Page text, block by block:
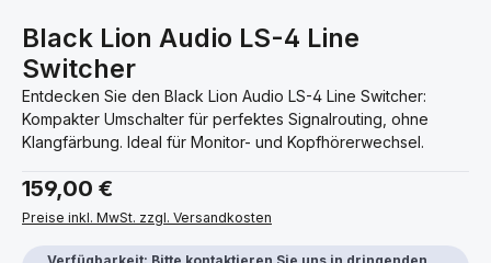
Black Lion Audio LS-4 Line
Switcher
Entdecken Sie den Black Lion Audio LS-4 Line Switcher:
Kompakter Umschalter für perfektes Signalrouting, ohne
Klangfärbung. Ideal für Monitor- und Kopfhörerwechsel.
Regulärer Preis:
159,00 €
Preise inkl. MwSt. zzgl. Versandkosten